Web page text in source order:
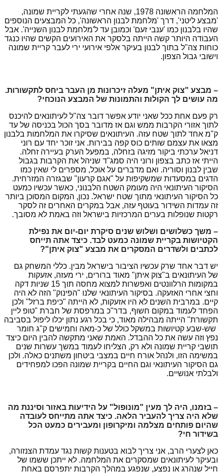
המלחמה הראשונה 1978, שנה אחרי שהגעתי לקריית שמונה,
'מבצע ליטני', דרך 'מלחמת לבנון הראשונה', כל המבצעים הנוספים
שהיו בלבנון כמו 'ענבי זעם' וכמובן עד ל'מלחמת לבנון השנייה'. אבל
העבודה היותר קשה הייתה בלסקר את האירועים הקשים שהיו כנגד
כוחות צה"ל בתוך לבנון בעיקר אלפי אירועי ירי לעבר קריית שמונה
וישובי גבול הצפון.
– מבצע "צוק איתן" מעלה זיכרונות מן העבר ביחס לתקשורות.
מה עושים לך הקולות והתמונות של המבצע הנוכחי?
רק פעם אחת ככל שאני יודע אפשר דובר צה"ל לעיתונאים להיכנס
לתוך אזורי הקרבות ממש וגם אז מדובר בסך הכול בכניסה של עד
ק"מ אחד לתוך שטח עזה. העיתונאים שסיקרו את המלחמות בלבנון
מצאו את עצמם שותים כוס קפה בבירות. אני זוכר יחד עם רוני
דניאל ערכתי ביקור מזיגה בזחלה, במפעל הערק בעיירה זחלה.
הייתי אז כתב בצפון ורוני היה סמג"ד שניהל את הקרבות בגבול
שבין לבנון וסוריה. ואם מדברים על אוכל, מספרים לי שאין כמו
הדגים במסעדות שמשקיפות על "אגם קרעון" שבגזרה המזרחית.
הסיקור העיתונאי היה מעומק השטח הלבנוני, כאשר עכשיו כמעט
כל הסיקור העיתונאי מתוך שטח ישראל. נכון, המקום המסוכן ביותר
זה עמדות השידור בעוטף עזה, אבל במקרים האחרים זה לסקר
רקטות שנופלות בערים המרכזיות בישראל וזה באמת לא מסובך.
– משך כשלושים ושלוש שנים סיקרת יום-יום את נפילת
הקטיושות בקריית שמונה כמעט לבד. כיצד אתה תייחס
לכתבים ולשדרים המסקרים את מבצע "צוק איתן"?
יש דבר אחד שרק עכשיו הציבור בישראל מבין. כללי המשחק גם
של העיתונאים ב"צוק איתן" מאוד ברורים, ירי מעזה, אזעקות
במקומות הרלוונטים ואפשרות למצוא מחסה תוך 15 שניות דקה
וחצי אחרי האזעקה. בסיקור העיתונאי שלנו "הפינוק" הזה לא היה
קיים. במרבית השנים לא היו אזעקות, לא הייתה "כיפת ברזל" ולכן
הפחד לעמוד במקום חשוף, בדר"כ במרפסת של חברת "טופ ליין
תקשורת" הייתה מבהילה מאוד, כי בכל רגע נתון יכלו ליפול בסביבה
שש-שבע קטיושות במשקל כולל של כ-מאה וחמישים ק"ג חומר
נפץ וזה עשה את כל ההבדל. האמת שאני מתקשה להבין היום כיצד
תושבי קריית שמונה ולא רק, הצליחו לעמוד במשך עשרות שנים
במשימה הזו, ולנהל אורח חיים במצבי ביטחון משתנים כאלה. ולכן
גם הסיקור העיתונאי וגם החיים בקריית שמונה הפכו למפחידים
ולבלתי אנושיים.
– בזמנו, היה לך מעין "מונופול" על הידיעות באזור וסיננת מה
שלא היה צריך להעביר הלאה. כיצד אתה מתייחס לעובדה
שהיום פותחים מצלמה ומיקרופון ומעבירים כמעט הכל
בשידור חי?
כאן לצערי הרב, אני צריך לבוא בטענות קשות נגד עמדת הצנזורה,
ובעיקר לעיתונאים שמסקרים את המלחמה. לא ייתכן ששמו של
חייל שנהרג או נפצע, שנפגע במהלך הקרבות יתפרסם באחת